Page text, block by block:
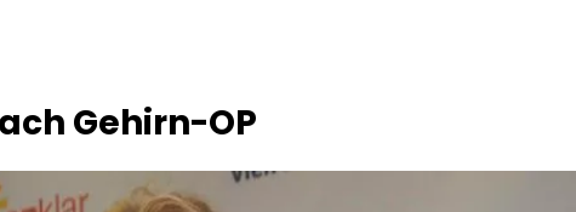
Gehirn-OP